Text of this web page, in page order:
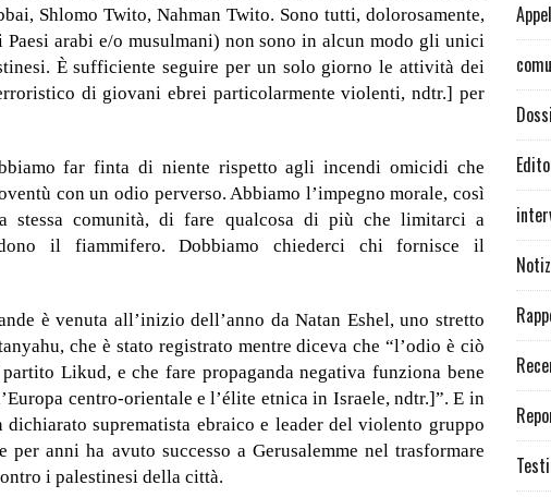
Shlomo Twito, Nahman Twito. Sono tutti, dolorosamente,
arabi e/o musulmani) non sono in alcun modo gli unici
È sufficiente seguire per un solo giorno le attività dei
di giovani ebrei particolarmente violenti, ndtr.] per
far finta di niente rispetto agli incendi omicidi che
con un odio perverso. Abbiamo l’impegno morale, così
stessa comunità, di fare qualcosa di più che limitarci a
il fiammifero. Dobbiamo chiederci chi fornisce il
è venuta all’inizio dell’anno da Natan Eshel, uno stretto
che è stato registrato mentre diceva che “l’odio è ciò
Likud, e che fare propaganda negativa funziona bene
centro-orientale e l’élite etnica in Israele, ndtr.]”. E in
suprematista ebraico e leader del violento gruppo
anni ha avuto successo a Gerusalemme nel trasformare
i palestinesi della città.